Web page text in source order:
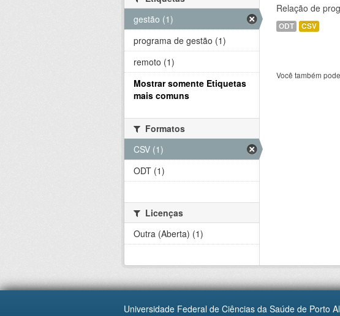
Relação de
ODT CSV
Você também
gestão (1)
programa de gestão (1)
remoto (1)
Mostrar somente Etiquetas
mais comuns
Formatos
CSV (1)
ODT (1)
Licenças
Outra (Aberta) (1)
Universidade Federal de Ciências da Saúde de Porto